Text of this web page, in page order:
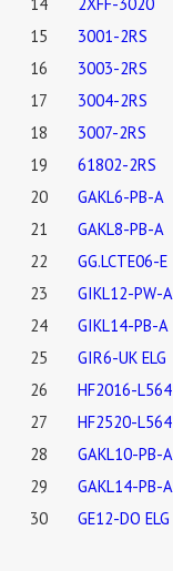
15
3001-2RS
16
3003-2RS
17
3004-2RS
18
3007-2RS
19
61802-2RS
20
GAKL6-PB-A
21
GAKL8-PB-A
22
GG.LCTE06-E
23
GIKL12-PW-A
24
GIKL14-PB-A
25
GIR6-UK ELG
26
HF2016-L564
27
HF2520-L564
28
GAKL10-PB-A
29
GAKL14-PB-A
30
GE12-DO ELG